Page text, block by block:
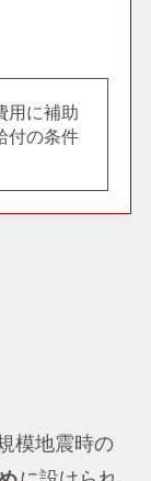
用に補助
付の条件
模地震時の